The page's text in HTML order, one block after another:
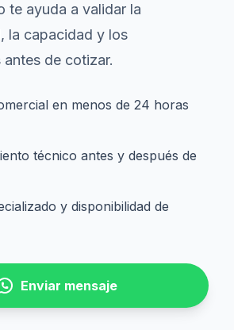
te ayuda a validar la
la capacidad y los
antes de cotizar.
en menos de 24 horas
técnico antes y después de
y disponibilidad de
Enviar mensaje